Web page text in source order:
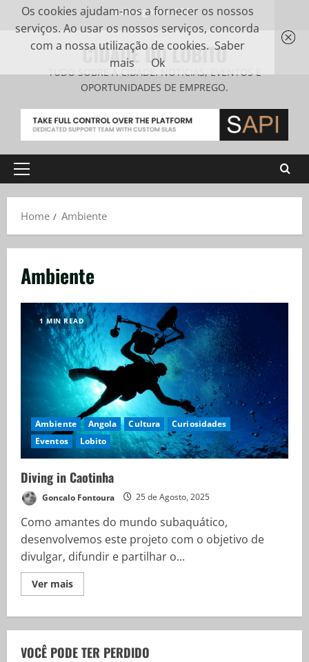
6 de Agosto, 2026
CIDADE DO LOBITO
TUDO SOBRE A CIDADE. NOTÍCIAS, EVENTOS E
OPORTUNIDADES DE EMPREGO.
Home Ambiente
Ambiente
1 MIN READ
Ambiente Angola Cultura
Curiosidades
Eventos
Lobito
Diving in Caotinha
Goncalo Fontoura 25 de Agosto, 2025
Como amantes do mundo subaquático,
desenvolvemos este projeto com o objetivo de
divulgar, difundir e partilhar o...
Ver mais
VOCÊ PODE TER PERDIDO
Os cookies ajudam-nos a fornecer os nossos
serviços. Ao usar os nossos serviços, concorda
com a nossa utilização de cookies. Saber
mais
Ok